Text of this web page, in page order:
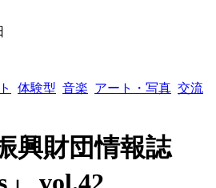
体験型 音楽 アート・写真 交流
興財団情報誌